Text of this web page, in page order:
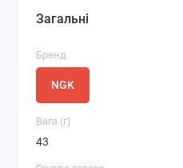
металів
Основу надійності
використання інноваційних
формуванні робочої зони
Центральний електрод
наконечником, завдяки
Загальні
Бренд
NGK
Вага (г)
43